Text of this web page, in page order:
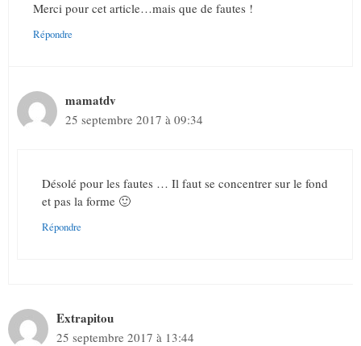
Merci pour cet article…mais que de fautes !
Répondre
mamatdv
25 septembre 2017 à 09:34
Désolé pour les fautes … Il faut se concentrer sur le fond
et pas la forme 🙂
Répondre
Extrapitou
25 septembre 2017 à 13:44